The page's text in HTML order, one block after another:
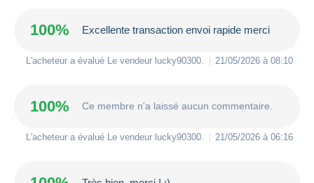
100% Excellente transaction envoi rapide merci
L'acheteur a évalué Le vendeur lucky90300 21/05/2026 à 08:10
100% Ce membre n'a laissé aucun commentaire.
L'acheteur a évalué Le vendeur lucky90300 21/05/2026 à 06:16